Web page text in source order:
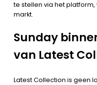
te stellen via het
markt.
Sunday
van Latest
Latest Collection is geen